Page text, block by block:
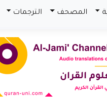
المصحف الترجمات